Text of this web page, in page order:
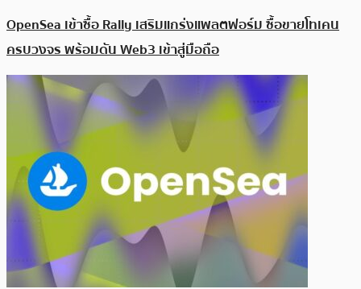
OpenSea เข้าซื้อ Rally เสริมแกร่งแพลตฟอร์ม ซื้อขายโทเคน
ครบวงจร พร้อมดัน Web3 เข้าสู่มือถือ